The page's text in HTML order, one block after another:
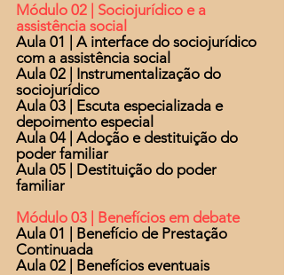
Módulo 02 | Sociojurídico e a
assistência social
Aula 01 | A interface do sociojurídico
com a assistência social
Aula 02 | Instrumentalização do
sociojurídico
Aula 03 | Escuta especializada e
depoimento especial
Aula 04 | Adoção e destituição do
poder familiar
Aula 05 | Destituição do poder
familiar
Módulo 03 | Benefícios em debate
Aula 01 | Benefício de Prestação
Continuada
Aula 02 | Benefícios eventuais